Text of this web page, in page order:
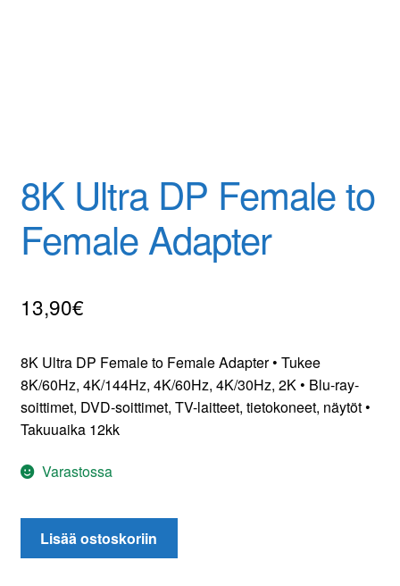
8K Ultra DP Female to
Female Adapter
13,90€
8K Ultra DP Female to Female Adapter • Tukee
8K/60Hz, 4K/144Hz, 4K/60Hz, 4K/30Hz, 2K • Blu-ray-
soittimet, DVD-soittimet, TV-laitteet, tietokoneet, näytöt •
Takuuaika 12kk
Varastossa
Ultra
Lisää ostoskoriin